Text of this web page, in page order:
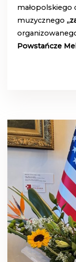
małopolskiego
muzycznego
Powstańcze